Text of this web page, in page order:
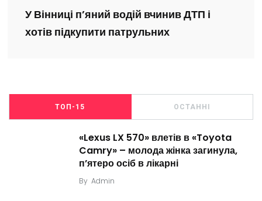
У Вінниці п’яний водій вчинив ДТП і
хотів підкупити патрульних
ТОП-15 ОСТАННІ
«Lexus LX 570» влетів в «Toyota
Camry» – молода жінка загинула,
п’ятеро осіб в лікарні
By Admin